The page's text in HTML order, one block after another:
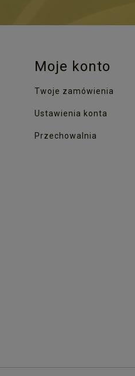
Moje konto
Twoje zamówienia
Ustawienia konta
Przechowalnia